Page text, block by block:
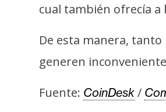
a
s
e
cual también ofrecía a
De esta manera, tanto
generen
Fuente: CoinDesk /